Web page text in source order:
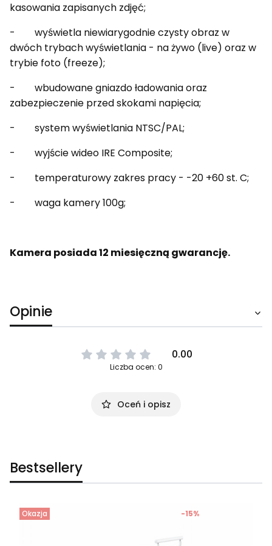
kasowania zapisanych zdjęć;
- wyświetla niewiarygodnie czysty obraz w
dwóch trybach wyświetlania - na żywo (live) oraz w
trybie foto (freeze);
- wbudowane gniazdo ładowania oraz
zabezpieczenie przed skokami napięcia;
- system wyświetlania NTSC/PAL;
- wyjście wideo IRE Composite;
- temperaturowy zakres pracy - -20 +60 st. C;
- waga kamery 100g;
Kamera posiada 12 miesięczną gwarancję.
Opinie
0.00
Liczba ocen: 0
Oceń i opisz
Bestsellery
Okazja -15%